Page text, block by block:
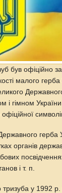
був офіційно
малого герба
і гімном України
герба
органів
і т. п.
у 1992